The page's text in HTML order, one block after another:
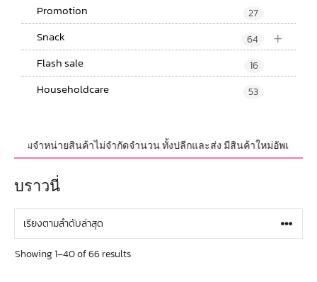
Promotion 27
+
Snack 64
Flash sale 16
Householdcare 53
จำหน่ายสินค้าไม่จำกัดจำนวน ทั้งปลีกและส่ง มีสินค้าใหม่อัพเดทที่ทันสมั
บราวนี่
Showing 1–40 of 66 results